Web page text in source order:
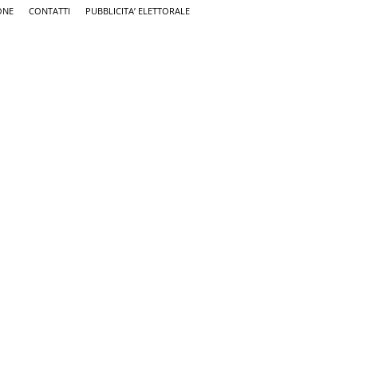
CONTATTI PUBBLICITA’ ELETTORALE